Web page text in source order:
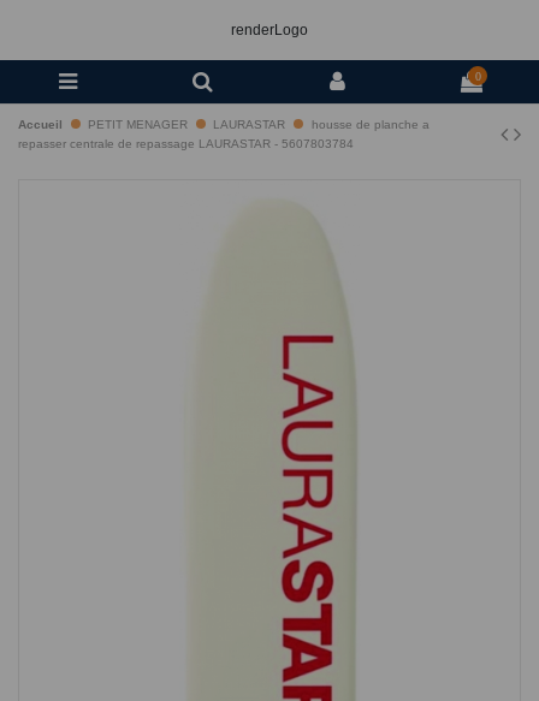
renderLogo
0
Accueil PETIT MENAGER LAURASTAR
housse de planche a
repasser centrale de repassage LAURASTAR - 5607803784